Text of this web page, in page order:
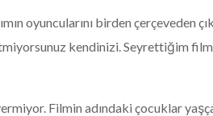
oyuncularını birden çerçeveden
kendinizi. Seyrettiğim
Filmin adındaki çocuklar